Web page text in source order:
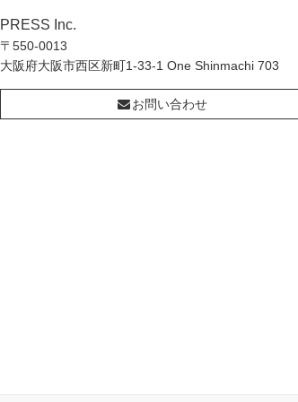
PRESS Inc.
〒550-0013
大阪府大阪市西区新町1-33-1 One Shinmachi 703
お問い合わせ